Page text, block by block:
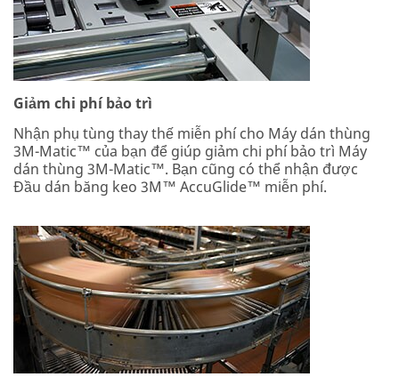
Giảm chi phí bảo trì
Nhận phụ tùng thay thế miễn phí cho Máy dán thùng
3M-Matic™ của bạn để giúp giảm chi phí bảo trì Máy
dán thùng 3M-Matic™. Bạn cũng có thể nhận được
Đầu dán băng keo 3M™ AccuGlide™ miễn phí.